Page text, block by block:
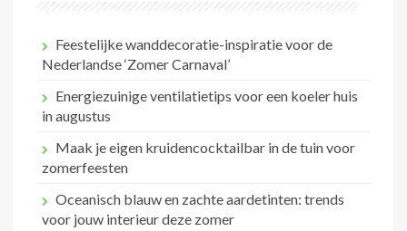
Feestelijke wanddecoratie-inspiratie voor de
Nederlandse ‘Zomer Carnaval’
Energiezuinige ventilatietips voor een koeler huis
in augustus
Maak je eigen kruidencocktailbar in de tuin voor
zomerfeesten
Oceanisch blauw en zachte aardetinten: trends
voor jouw interieur deze zomer